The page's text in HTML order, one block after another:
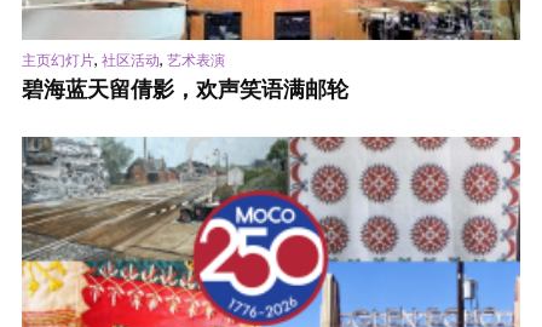
主页幻灯片, 社区活动, 艺术表演
碧海蓝天留倩影，欢声笑语满邮轮